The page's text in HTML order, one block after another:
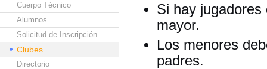
Cuerpo Técnico
Alumnos
Solicitud de Inscripción
Clubes
Directorio
Si hay
mayor.
Los menores
padres.